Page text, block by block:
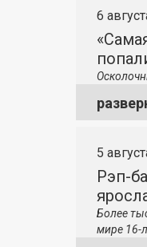
6
5
Рэп-
Более
мире 16-